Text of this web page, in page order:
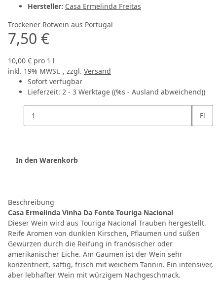
Hersteller: Casa Ermelinda Freitas
Trockener Rotwein aus Portugal
7,50 €
10,00 € pro 1 l
inkl. 19% MWSt. , zzgl. Versand
Sofort verfügbar
Lieferzeit: 2 - 3 Werktage ((%s - Ausland abweichend))
Fl
In den Warenkorb
Beschreibung
Casa Ermelinda Vinha Da Fonte Touriga Nacional
Dieser Wein wird aus Touriga Nacional Trauben hergestellt.
Reife Aromen von dunklen Kirschen, Pflaumen und süßen
Gewürzen durch die Reifung in franösischer oder
amerikanischer Eiche. Am Gaumen ist der Wein sehr
konzentriert, saftig, frisch mit weichem Tannin. Ein intensiver,
aber lebhafter Wein mit würzigem Nachgeschmack.